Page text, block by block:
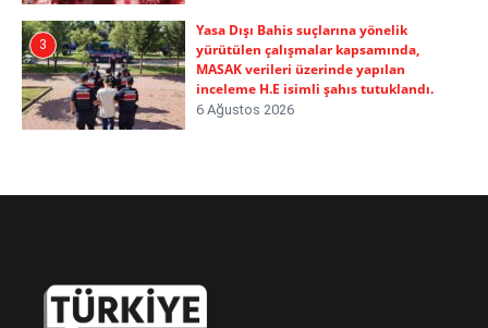
3
Yasa Dışı Bahis suçlarına yönelik
yürütülen çalışmalar kapsamında,
MASAK verileri üzerinde yapılan
inceleme H.E isimli şahıs tutuklandı.
6 Ağustos 2026